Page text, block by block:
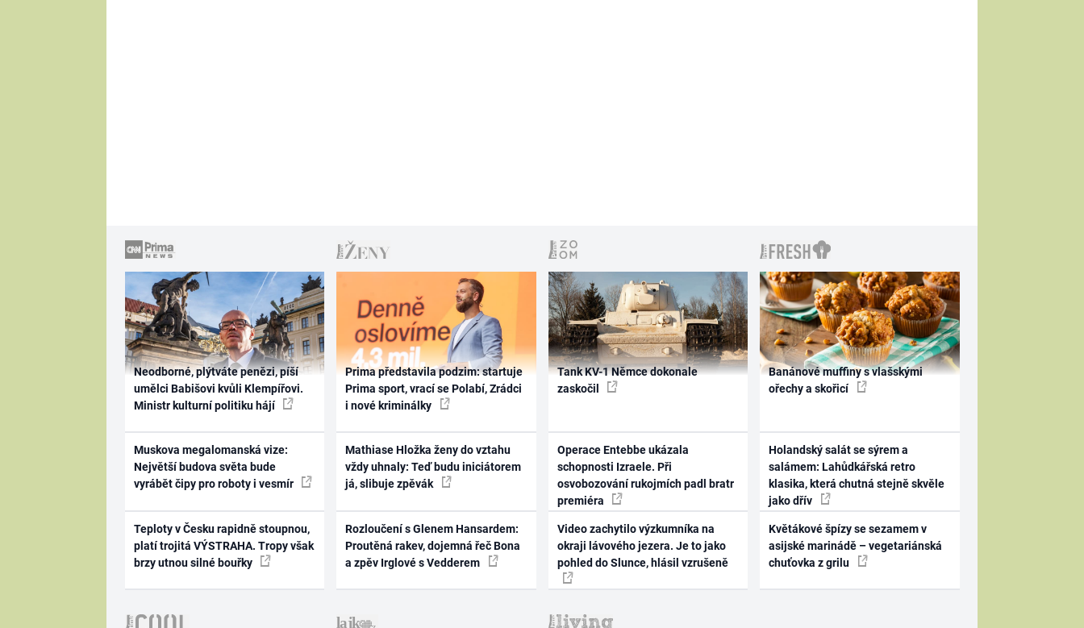
Neodborné, plýtváte penězi, píší
umělci Babišovi kvůli Klempířovi.
Ministr kulturní politiku hájí
Muskova megalomanská vize:
Největší budova světa bude
vyrábět čipy pro roboty i vesmír
Teploty v Česku rapidně stoupnou,
platí trojitá VÝSTRAHA. Tropy však
brzy utnou silné bouřky
Prima představila podzim: startuje
Prima sport, vrací se Polabí, Zrádci
i nové kriminálky
Mathiase Hložka ženy do vztahu
vždy uhnaly: Teď budu iniciátorem
já, slibuje zpěvák
Rozloučení s Glenem Hansardem:
Proutěná rakev, dojemná řeč Bona
a zpěv Irglové s Vedderem
Tank KV-1 Němce dokonale
zaskočil
Operace Entebbe ukázala
schopnosti Izraele. Při
osvobozování rukojmích padl bratr
premiéra
Video zachytilo výzkumníka na
okraji lávového jezera. Je to jako
pohled do Slunce, hlásil vzrušeně
Banánové muffiny s vlašskými
ořechy a skořicí
Holandský salát se sýrem a
salámem: Lahůdkářská retro
klasika, která chutná stejně skvěle
jako dřív
Květákové špízy se sezamem v
asijské marinádě – vegetariánská
chuťovka z grilu